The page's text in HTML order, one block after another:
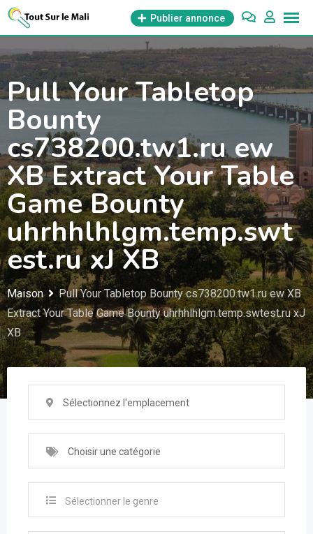
Aller
contenu
Publier annonce
Pull Your Tabletop
Bounty
cs738200.tw1.ru ew
XB Extract Your Table
Game Bounty
uhrhhlhlgm.temp.swt
est.ru xJ XB
Maison
Pull Your Tabletop Bounty cs738200.tw1.ru ew XB
Extract Your Table Game Bounty uhrhhlhlgm.temp.swtest.ru xJ
XB
Sélectionnez l'emplacement
Choisir une catégorie
Sélectionner le genre